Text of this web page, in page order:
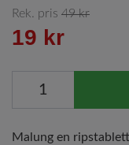
Rek. pris 49 kr
19 kr
Malung en